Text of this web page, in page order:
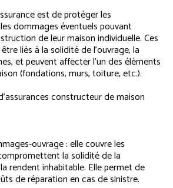
est de protéger les
dommages éventuels pouvant
de leur maison individuelle. Ces
liés à la solidité de l’ouvrage, la
et peuvent affecter l’un des éléments
(fondations, murs, toiture, etc.).
constructeur de maison
ouvrage : elle couvre les
la solidité de la
rendent inhabitable. Elle permet de
de réparation en cas de sinistre.